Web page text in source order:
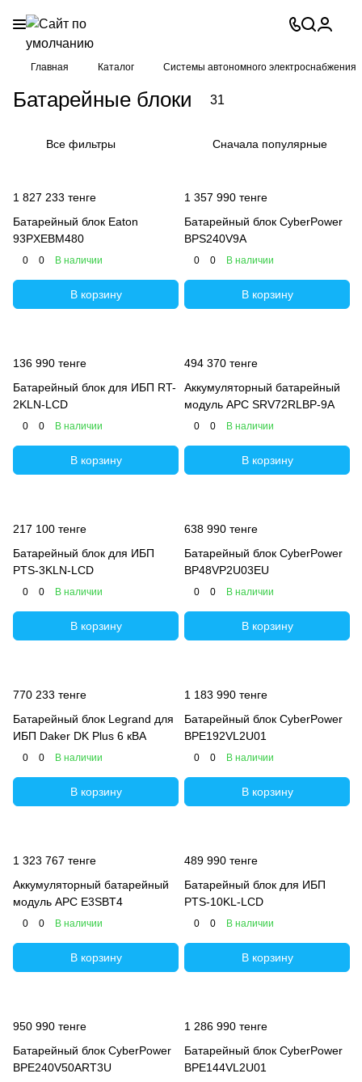
Главная Каталог Системы автономного электроснабжения
Батарейные блоки 31
Все фильтры Сначала популярные
1 827 233 тенге
Батарейный блок Eaton
93PXEBM480
0 0 В наличии
В корзину
1 357 990 тенге
Батарейный блок CyberPower
BPS240V9A
0 0 В наличии
В корзину
136 990 тенге
Батарейный блок для ИБП RT-
2KLN-LCD
0 0 В наличии
В корзину
494 370 тенге
Аккумуляторный батарейный
модуль APC SRV72RLBP-9A
0 0 В наличии
В корзину
217 100 тенге
Батарейный блок для ИБП
PTS-3KLN-LCD
0 0 В наличии
В корзину
638 990 тенге
Батарейный блок CyberPower
BP48VP2U03EU
0 0 В наличии
В корзину
770 233 тенге
Батарейный блок Legrand для
ИБП Daker DK Plus 6 кВА
0 0 В наличии
В корзину
1 183 990 тенге
Батарейный блок CyberPower
BPE192VL2U01
0 0 В наличии
В корзину
1 323 767 тенге
Аккумуляторный батарейный
модуль APC E3SBT4
0 0 В наличии
В корзину
489 990 тенге
Батарейный блок для ИБП
PTS-10KL-LCD
0 0 В наличии
В корзину
950 990 тенге
Батарейный блок CyberPower
BPE240V50ART3U
1 286 990 тенге
Батарейный блок CyberPower
BPE144VL2U01